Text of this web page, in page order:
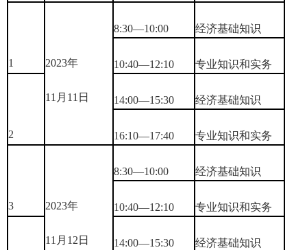
1 2023年
11月11日
8:30—10:00 经济基础知识
10:40—12:10 专业知识和实务
2
14:00—15:30 经济基础知识
16:10—17:40 专业知识和实务
3 2023年
11月12日
8:30—10:00 经济基础知识
10:40—12:10 专业知识和实务
14:00—15:30 经济基础知识